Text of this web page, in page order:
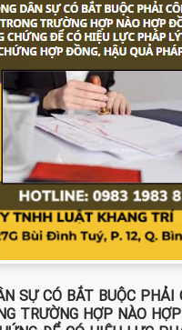
SỰ CÓ BẮT BUỘC PHẢI
TRƯỜNG HỢP NÀO